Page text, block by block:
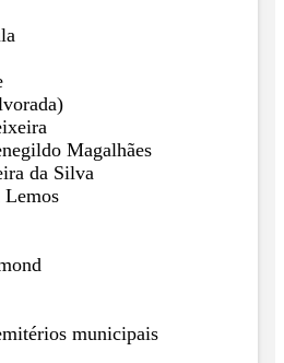
Magalhães
da Silva
Lemos
municipais